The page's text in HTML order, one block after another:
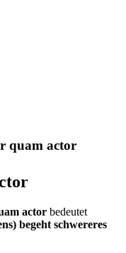
quam actor
actor bedeutet
begeht schwereres